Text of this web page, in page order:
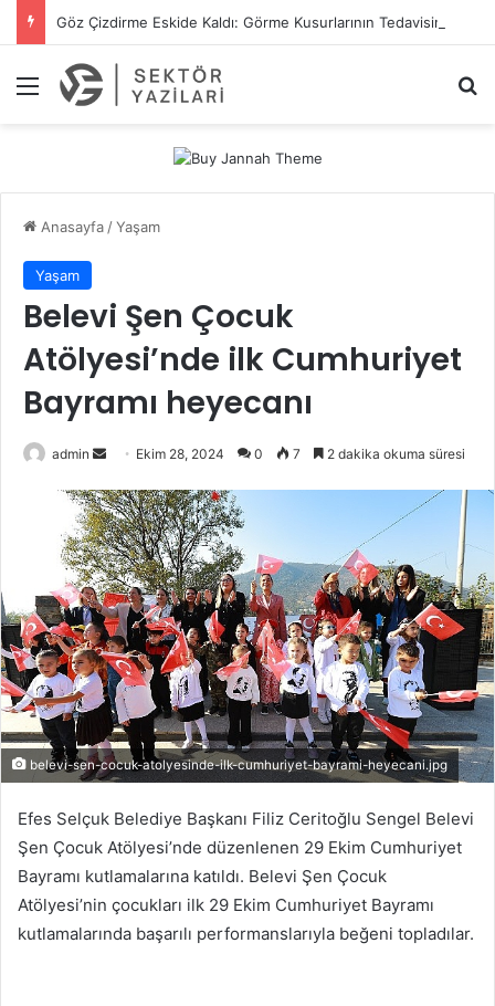
Menü
Anasayfa/Yaşam
Yaşam
Belevi Şen Çocuk
Atölyesi’nde ilk Cumhuriyet
Bayramı heyecanı
admin
r
e
-
p
o
s
t
a
g
ö
n
e
r
m
e
k
Ekim 28, 2024 0 7 2 dakika okuma süresi
belevi-sen-cocuk-atolyesinde-ilk-cumhuriyet-bayrami-heyecani.jpg
Efes Selçuk Belediye Başkanı Filiz Ceritoğlu Sengel Belevi
Şen Çocuk Atölyesi’nde düzenlenen 29 Ekim Cumhuriyet
Bayramı kutlamalarına katıldı. Belevi Şen Çocuk
Atölyesi’nin çocukları ilk 29 Ekim Cumhuriyet Bayramı
kutlamalarında başarılı performanslarıyla beğeni topladılar.